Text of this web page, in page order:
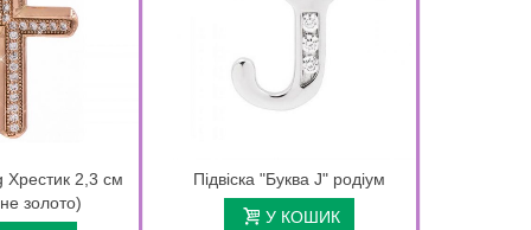
Хрестик 2,3 см
золото)
Підвіска "Буква J" родіум
У КОШИК